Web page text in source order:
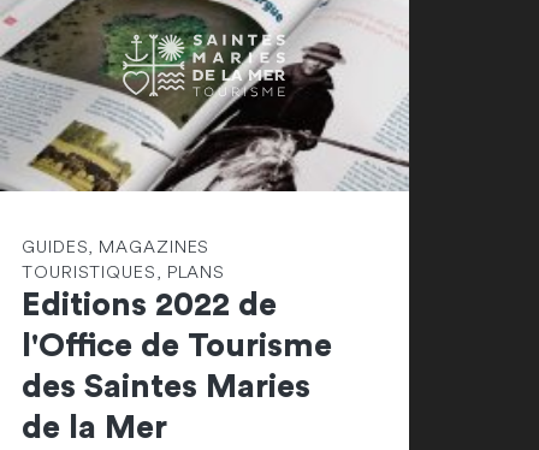
GUIDES, MAGAZINES
TOURISTIQUES, PLANS
Editions 2022 de
l'Office de Tourisme
des Saintes Maries
de la Mer